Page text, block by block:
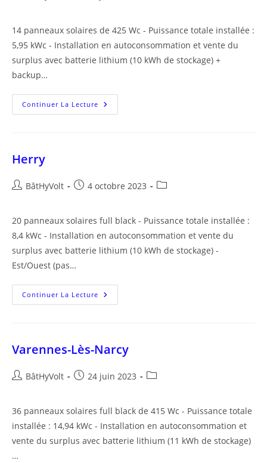
publication :
14 panneaux solaires de 425 Wc - Puissance totale installée :
5,95 kWc - Installation en autoconsommation et vente du
surplus avec batterie lithium (10 kWh de stockage) +
backup…
Continuer La Lecture Oizon
Herry
Auteur/autrice
publication :
BâtHyVolt
Publication
4 octobre 2023
Post
20 panneaux solaires full black - Puissance totale installée :
8,4 kWc - Installation en autoconsommation et vente du
surplus avec batterie lithium (10 kWh de stockage) -
Est/Ouest (pas…
Continuer La Lecture Herry
Varennes-Lès-Narcy
Auteur/autrice
publication :
BâtHyVolt
Publication
24 juin 2023
Post
36 panneaux solaires full black de 415 Wc - Puissance totale
installée : 14,94 kWc - Installation en autoconsommation et
vente du surplus avec batterie lithium (11 kWh de stockage)
…